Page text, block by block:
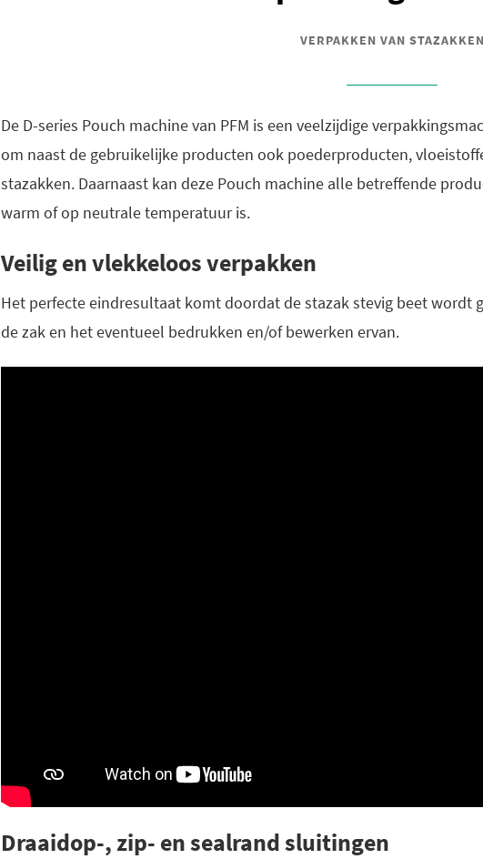
VERPAKKEN VAN STAZAKKEN
De D-series Pouch machine van PFM is een veelzijdige
om naast de gebruikelijke producten ook poederproducten,
stazakken. Daarnaast kan deze Pouch machine alle betreffende
warm of op neutrale temperatuur is.
Veilig en vlekkeloos verpakken
Het perfecte eindresultaat komt doordat de stazak stevig beet wordt
de zak en het eventueel bedrukken en/of bewerken ervan.
Draaidop-, zip- en sealrand sluitingen